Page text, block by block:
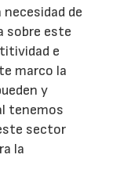
de
sobre este
e
marco la
y
tenemos
sector
la